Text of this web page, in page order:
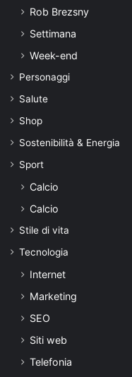
Rob Brezsny
Settimana
Week-end
Personaggi
Salute
Shop
Sostenibilità & Energia
Sport
Calcio
Calcio
Stile di vita
Tecnologia
Internet
Marketing
SEO
Siti web
Telefonia